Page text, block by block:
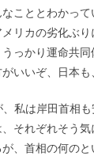
こととわかって
リカの劣化ぶ
っかり運命共
いいぞ、日本も
私は岸田首相も
それぞれそう気
、首相の何のと